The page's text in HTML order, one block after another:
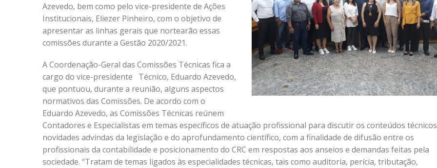
Azevedo, bem como pelo vice-presidente de Ações
Institucionais, Eliezer Pinheiro, com o objetivo de
apresentar as linhas gerais que nortearão essas
comissões durante a Gestão 2020/2021.
A Coordenação-Geral das Comissões Técnicas fica a
cargo do vice-presidente Técnico, Eduardo Azevedo,
que pontuou, durante a reunião, alguns aspectos
normativos das Comissões. De acordo com o
Eduardo Azevedo, as Comissões Técnicas reúnem
Contadores e Especialistas em temas específicos de atuação profissional para discutir os conteúdos
novidades advindas da legislação e do aprofundamento científico, com a finalidade de difusão entre os
profissionais da contabilidade e posicionamento do CRC em respostas aos anseios e demandas feitas pela
sociedade. “Tratam de temas ligados às especialidades técnicas, tais como auditoria, perícia, tributação,